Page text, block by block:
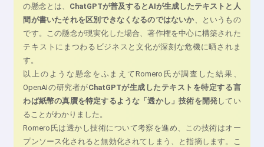
の懸念とは、 ChatGPTが普及するとAIが生成したテキストと人
間が書いたそれを区別できなくなるのではないか、というもの
です。この懸念が現実化した場合、著作権を中心に構築された
テキストにまつわるビジネスと文化が深刻な危機に晒されま
す。
以上のような懸念をふまえてRomero氏が調査した結果、
OpenAIの研究者がChatGPTが生成したテキストを特定する言
わば紙幣の真贋を特定するような「透かし」技術を開発 してい
ることがわかりました。
Romero氏は透かし技術について考察を進め、この技術はオー
プンソース化されると無効化されてしまう、と指摘します。こ